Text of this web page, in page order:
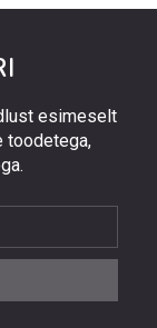
esimeselt
toodetega,